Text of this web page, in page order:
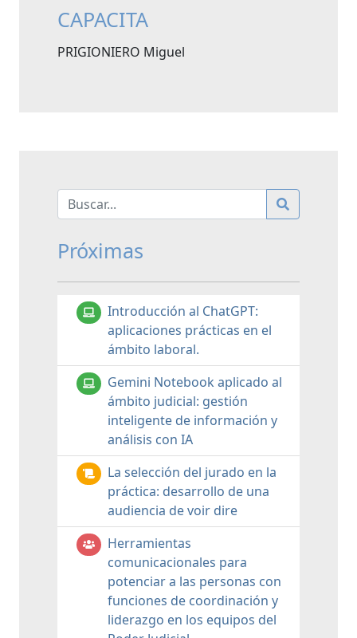
CAPACITA
PRIGIONIERO Miguel
Próximas
Introducción al ChatGPT:
aplicaciones prácticas en el
ámbito laboral.
Gemini Notebook aplicado al
ámbito judicial: gestión
inteligente de información y
análisis con IA
La selección del jurado en la
práctica: desarrollo de una
audiencia de voir dire
Herramientas
comunicacionales para
potenciar a las personas con
funciones de coordinación y
liderazgo en los equipos del